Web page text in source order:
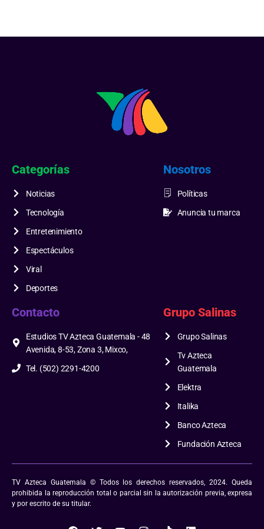
Categorías
Noticias
Tecnología
Entretenimiento
Espectáculos
Viral
Deportes
Nosotros
Políticas
Anuncia tu marca
Contacto
Estudios TV Azteca Guatemala - 48
Avenida, 8-53, Zona 3, Mixco,
Tel. (502) 2291-4200
Grupo Salinas
Grupo Salinas
Tv Azteca
Guatemala
Elektra
Italika
Banco Azteca
Fundación Azteca
TV Azteca Guatemala © Todos los derechos reservados, 2024. Queda
prohibida la reproducción total o parcial sin la autorización previa, expresa
y por escrito de su titular.